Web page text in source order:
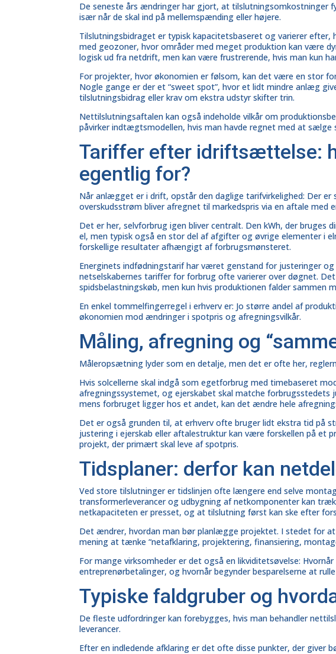
De seneste års ændringer har gjort, at tilslutningsomkostninger
især når de skal ind på mellemspænding eller højere.
Tilslutningsbidraget er typisk kapacitetsbaseret og varierer
med geozoner, hvor områder med meget produktion kan være
logisk ud fra netdrift, men kan være frustrerende, hvis man kun
For projekter, hvor økonomien er følsom, kan det være en stor
Nogle gange er der et “sweet spot”, hvor et lidt mindre anlæg
tilslutningsbidrag eller krav om ekstra udstyr skifter trin.
Nettilslutningsaftalen kan også indeholde vilkår om
påvirker indtægtsmodellen, hvis man havde regnet med at sælge
Tariffer efter idriftsættelse:
egentlig for?
Når anlægget er i drift, opstår den daglige tarifvirkelighed: Der
overskudsstrøm bliver afregnet til markedspris via en aftale med
Det er her, selvforbrug igen bliver centralt. Den kWh, der bruges
el, men typisk også en stor del af afgifter og øvrige elementer i
forskellige resultater afhængigt af forbrugsmønsteret.
Energinets indfødningstarif har været genstand for justeringer
netselskabernes tariffer for forbrug ofte varierer over døgnet.
spidsbelastningskøb, men kun hvis produktionen falder sammen
En enkel tommelfingerregel i erhverv er: Jo større andel af
økonomien mod ændringer i spotpris og afregningsvilkår.
Måling, afregning og
Måleropsætning lyder som en detalje, men det er ofte her,
Hvis solcellerne skal indgå som egetforbrug med timebaseret
afregningssystemet, og ejerskabet skal matche forbrugsstedets
mens forbruget ligger hos et andet, kan det ændre hele
Det er også grunden til, at erhverv ofte bruger lidt ekstra tid på
justering i ejerskab eller aftalestruktur kan være forskellen på
projekt, der primært skal leve af spotpris.
Tidsplaner: derfor kan
Ved store tilslutninger er tidslinjen ofte længere end selve
transformerleverancer og udbygning af netkomponenter kan
netkapaciteten er presset, og at tilslutning først kan ske efter
Det ændrer, hvordan man bør planlægge projektet. I stedet for
mening at tænke “netafklaring, projektering, finansiering,
For mange virksomheder er det også en likviditetsøvelse:
entreprenørbetalinger, og hvornår begynder besparelserne at rulle
Typiske faldgruber og
De fleste udfordringer kan forebygges, hvis man behandler
leverancer.
Efter en indledende afklaring er det ofte disse punkter, der giver